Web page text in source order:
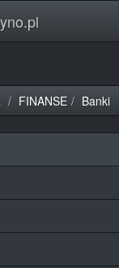
FINANSE Banki